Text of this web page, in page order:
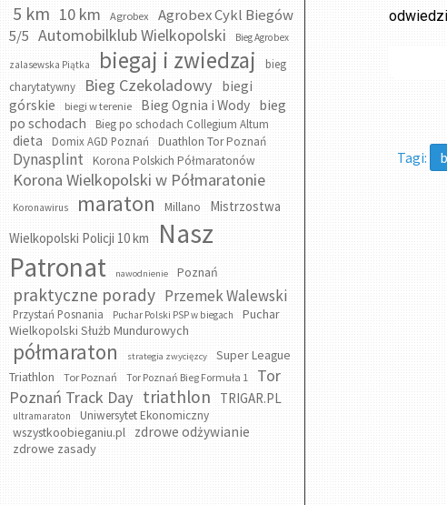
5 km 10 km Agrobex
Agrobex Cykl Biegów
5/5 Automobilklub Wielkopolski Bieg Agrobex
zalasewska Piątka biegaj i zwiedzaj
bieg
charytatywny
Bieg Czekoladowy
biegi
górskie
biegi w terenie Bieg Ognia i Wody bieg
po schodach
Bieg po schodach Collegium Altum
dieta Domix AGD Poznań Duathlon Tor Poznań
Dynasplint Korona Polskich Półmaratonów
Korona Wielkopolski w Półmaratonie
Koronawirus maraton Millano
Mistrzostwa
Wielkopolski Policji 10 km
Nasz
Patronat
nawodnienie Poznań
praktyczne porady Przemek Walewski
Przystań Posnania Puchar Polski PSP w biegach
Puchar
Wielkopolski Służb Mundurowych
półmaraton strategia zwycięzcy
Super League
Triathlon
Tor Poznań Tor Poznań Bieg Formuła 1
Tor
Poznań Track Day triathlon TRIGAR.PL
ultramaraton Uniwersytet Ekonomiczny
wszystkoobieganiu.pl zdrowe odżywianie
zdrowe zasady
Tagi: